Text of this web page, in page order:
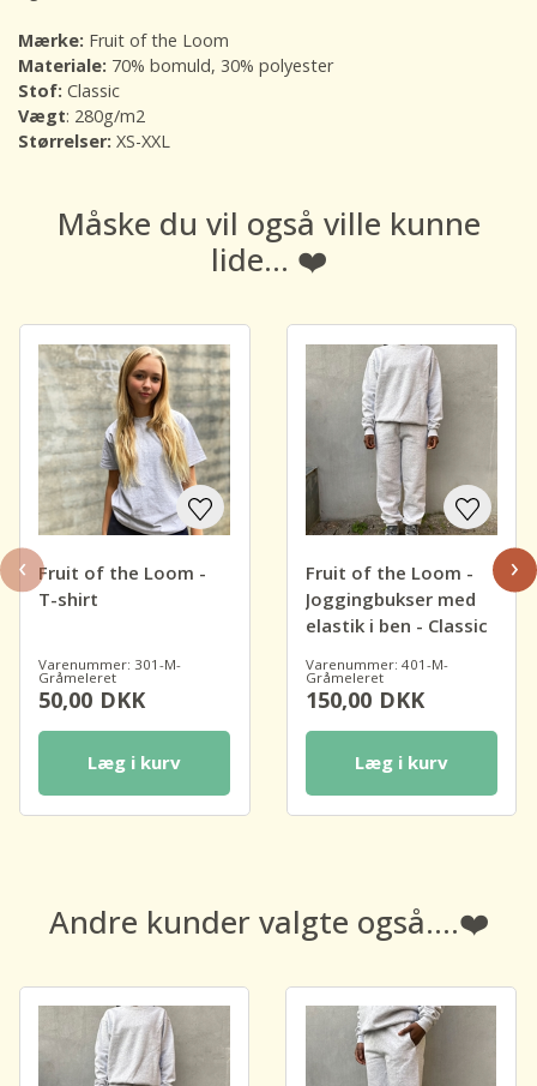
Mærke: Fruit of the Loom
Materiale: 70% bomuld, 30% polyester
Stof: Classic
Vægt: 280g/m2
Størrelser: XS-XXL
Måske du vil også ville kunne
lide... ❤️
Fruit of the Loom -
T-shirt
Varenummer: 301-M-
Gråmeleret
50,00DKK
Læg i kurv
Fruit of the Loom -
Joggingbukser med
elastik i ben - Classic
Varenummer: 401-M-
Gråmeleret
150,00DKK
Læg i kurv
‹ ›
Andre kunder valgte også....❤️